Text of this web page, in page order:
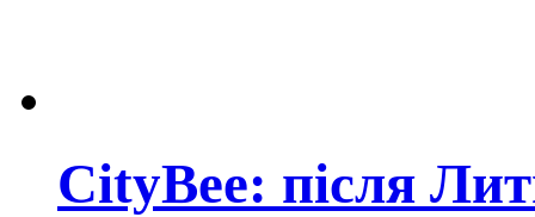
CityBee: після